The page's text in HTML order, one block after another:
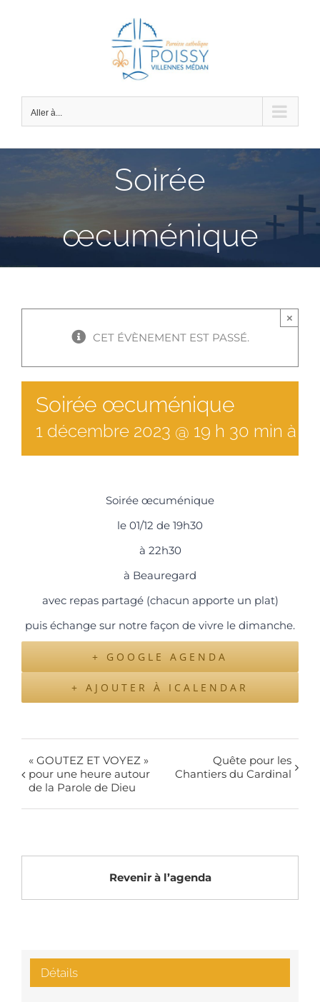
Aller à...
Soirée
œcuménique
CET ÉVÈNEMENT EST PASSÉ.
×
Soirée œcuménique
1 décembre 2023 @ 19 h 30 min à
Soirée œcuménique
le 01/12 de 19h30
à 22h30
à Beauregard
avec repas partagé (chacun apporte un plat)
puis échange sur notre façon de vivre le dimanche.
+ GOOGLE AGENDA
+ AJOUTER À ICALENDAR
« GOUTEZ ET VOYEZ »
pour une heure autour
de la Parole de Dieu
Quête pour les
Chantiers du Cardinal
Revenir à l’agenda
Détails